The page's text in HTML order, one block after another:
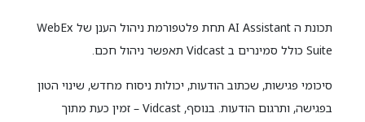
תכונת ה AI Assistant תחת פלטפורמת ניהול הענן של WebEx
Suite כולל סמינרים ב Vidcast תאפשר ניהול חכם.
סיכומי פגישות, שכתוב הודעות, יכולות ניסוח מחדש, שינוי הטון
בפגישה, ותרגום הודעות. בנוסף, Vidcast – זמין כעת מתוך